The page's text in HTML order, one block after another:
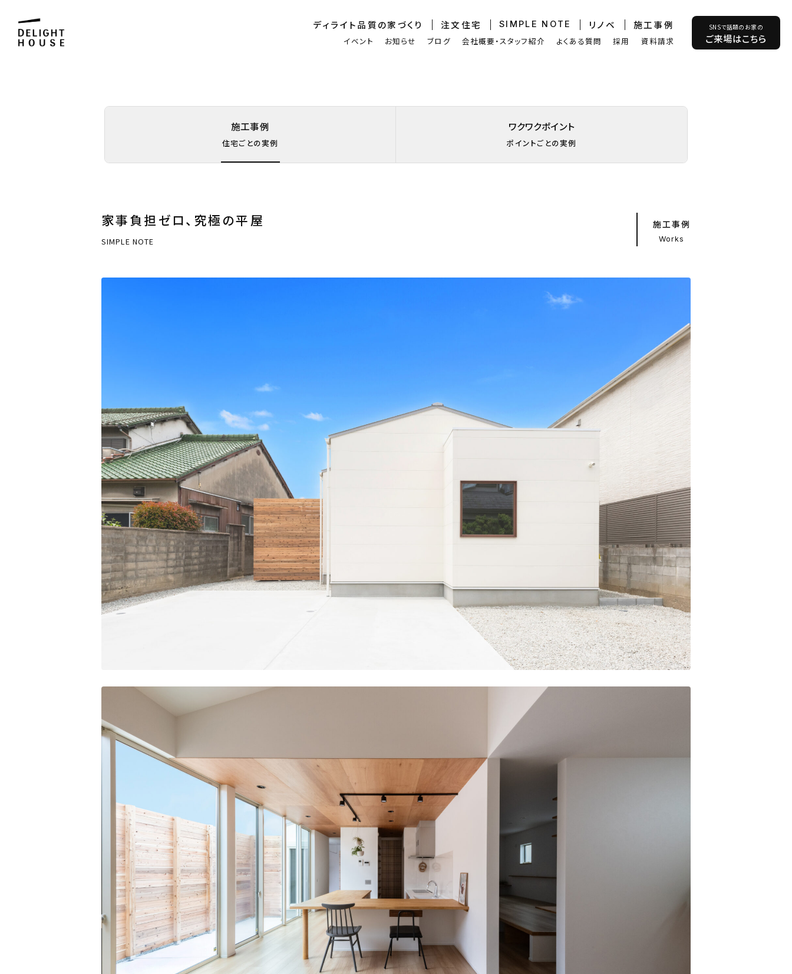
ディライト品質の家づくり 注文住宅 SIMPLE NOTE リノベ 施工事例
イベント お知らせ ブログ 会社概要・スタッフ紹介 よくある質問 採用 資料請求
SNSで話題のお家の
ご来場はこちら
施工事例
住宅ごとの実例
ワクワクポイント
ポイントごとの実例
家事負担ゼロ、究極の平屋
SIMPLE NOTE
施工事例
Works